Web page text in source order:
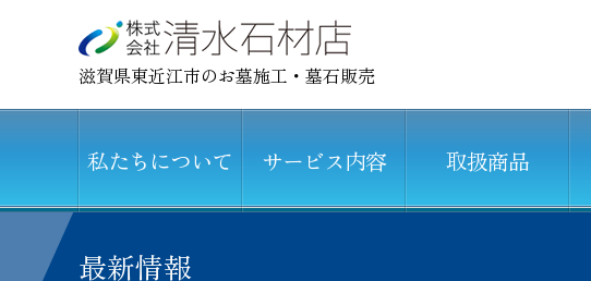
滋賀県東近江市のお墓施工・墓石販売
私たちについて サービス内容 取扱商品
最新情報